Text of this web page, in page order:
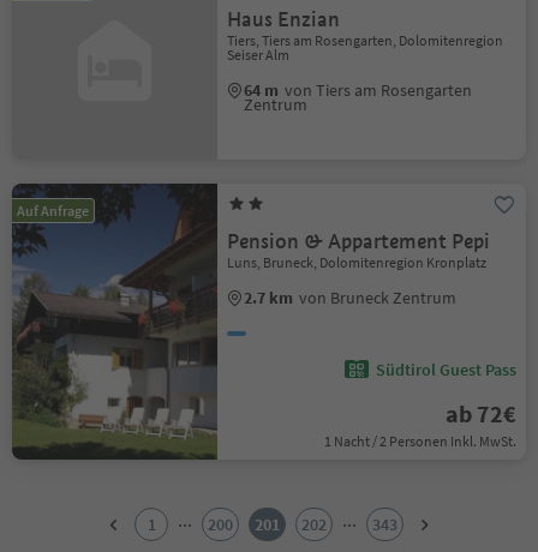
Haus Enzian
Tiers, Tiers am Rosengarten, Dolomitenregion
Seiser Alm
64 m von Tiers am Rosengarten
Zentrum
Auf Anfrage
Pension & Appartement Pepi
Luns, Bruneck, Dolomitenregion Kronplatz
2.7 km von Bruneck Zentrum
Südtirol Guest Pass
ab 72€
1 Nacht / 2 Personen Inkl. MwSt.
1 ... 200 201 202 ...
343